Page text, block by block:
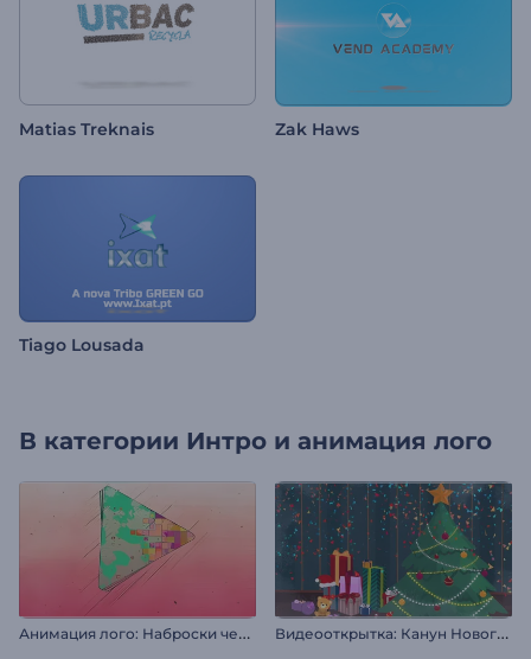
Matias Treknais Zak Haws
Tiago Lousada
В категории Интро и анимация лого
А
нимация лого: Наброски чернилами В
идеооткрытка: Канун Нового года